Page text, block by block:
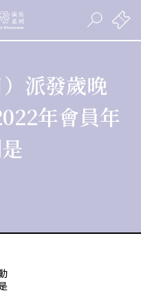
派發歲晚
年會員年